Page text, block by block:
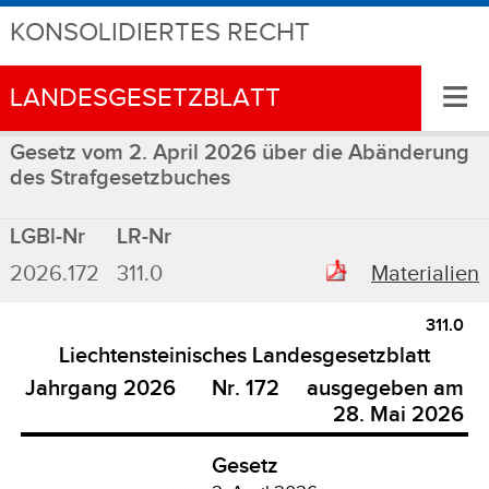
KONSOLIDIERTES RECHT
LANDESGESETZBLATT ≡
Gesetz vom 2. April 2026 über die Abänderung
des Strafgesetzbuches
LGBl-Nr
LR-Nr
2026.172
311.0 Materialien